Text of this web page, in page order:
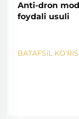
Anti-dron
foydali usuli
BATAFSIL